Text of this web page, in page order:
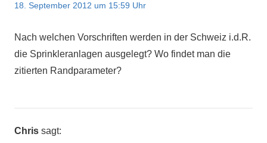
18. September 2012 um 15:59 Uhr
Nach welchen Vorschriften werden in der Schweiz i.d.R.
die Sprinkleranlagen ausgelegt? Wo findet man die
zitierten Randparameter?
Chris sagt: